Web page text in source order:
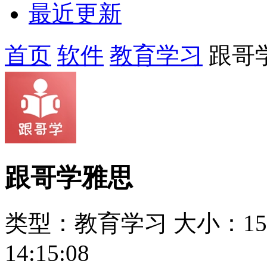
最近更新
首页 软件 教育学习 跟哥
跟哥学雅思
类型：教育学习 大小：
14:15:08